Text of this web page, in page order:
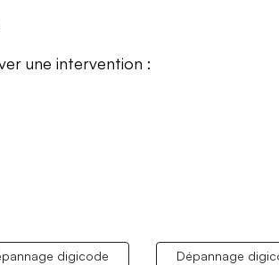
une intervention :
digicode
Dépannage